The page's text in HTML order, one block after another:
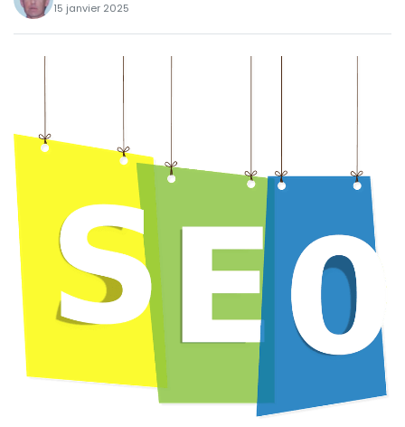
15 janvier 2025